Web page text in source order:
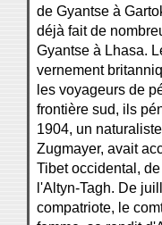
de Gyantse à
déjà fait de
Gyantse à Lhasa.
vernement
les voyageurs de
frontière sud, ils
1904, un
Zugmayer, avait
Tibet occidental,
l'Altyn-Tagh. De
compatriote, le